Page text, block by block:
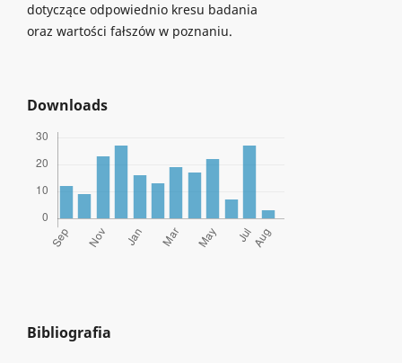
dotyczące odpowiednio kresu badania
oraz wartości fałszów w poznaniu.
Downloads
Bibliografia